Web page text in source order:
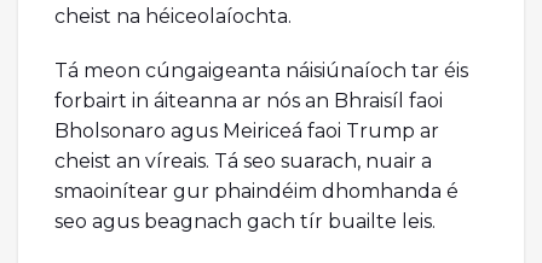
cheist na héiceolaíochta.
Tá meon cúngaigeanta náisiúnaíoch tar éis
forbairt in áiteanna ar nós an Bhraisíl faoi
Bholsonaro agus Meiriceá faoi Trump ar
cheist an víreais. Tá seo suarach, nuair a
smaoinítear gur phaindéim dhomhanda é
seo agus beagnach gach tír buailte leis.